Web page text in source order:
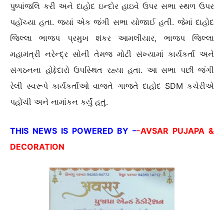
પુષ્પાંજલિ કરી અને દાહોદ ઇન્દોર હાઇવે ઉપર સભા સ્થળ ઉપર
પહોંચ્યા હતા. જ્યાં એક જંગી સભા યોજાઈ હતી. જેમાં દાહોદ
જિલ્લા ભાજપ પ્રમુખ શંકર આમલીયાર, ભાજપ જિલ્લા
મહામંત્રી નરેન્દ્ર સોની તેમજ મોટી સંખ્યામાં કાર્યકર્તા અને
સંગઠનના હોદ્દેદારો ઉપસ્થિત રહ્યા હતા. આ સભા પછી જંગી
રેલી સ્વરૂપે કાર્યકર્તાઓ વાજતે ગાજતે દાહોદ SDM કચેરીએ
પહોંચી અને નામાંકન કર્યું હતું.
THIS NEWS IS POWERED BY –-AVSAR PUJAPA &
DECORATION